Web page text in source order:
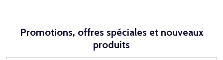
Promotions, offres spéciales et nouveaux
produits